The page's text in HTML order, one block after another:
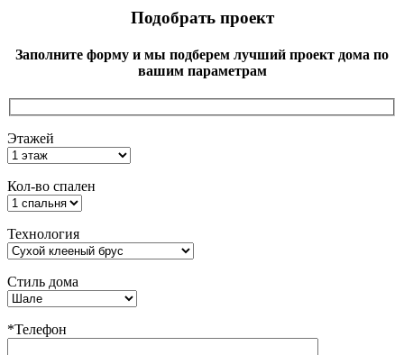
Подобрать проект
Заполните форму и мы подберем лучший проект дома по
вашим параметрам
Этажей
Кол-во спален
Технология
Стиль дома
*Телефон